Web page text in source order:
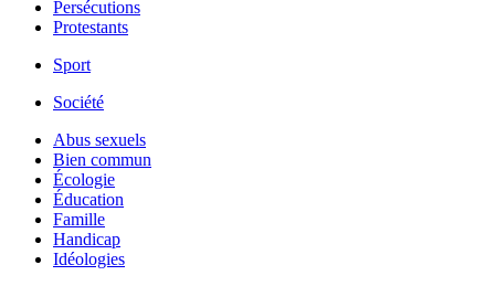
Persécutions
Protestants
Sport
Société
Abus sexuels
Bien commun
Écologie
Éducation
Famille
Handicap
Idéologies